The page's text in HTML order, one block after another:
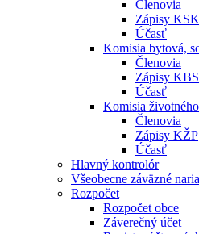
Členovia
Zápisy KSK
Účasť
Komisia bytová,
Členovia
Zápisy
Účasť
Komisia
Členovia
Zápisy KŽP
Účasť
Hlavný kontrolór
Všeobecne záväzné
Rozpočet
Rozpočet obce
Záverečný účet